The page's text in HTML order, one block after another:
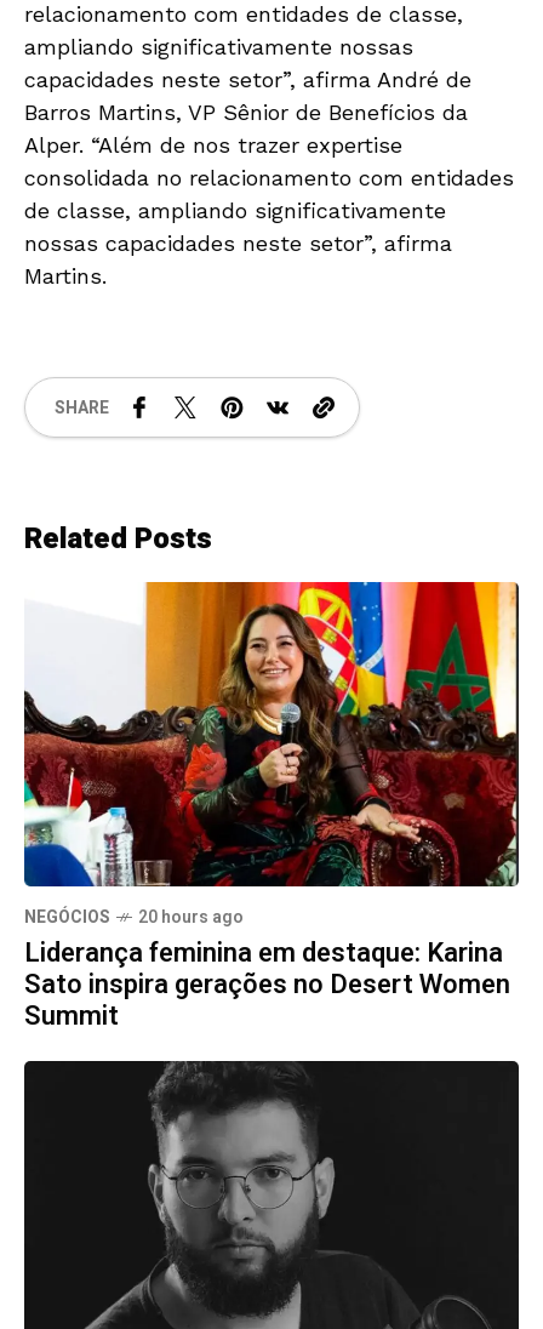
relacionamento com entidades de classe,
ampliando significativamente nossas
capacidades neste setor”, afirma André de
Barros Martins, VP Sênior de Benefícios da
Alper. “Além de nos trazer expertise
consolidada no relacionamento com entidades
de classe, ampliando significativamente
nossas capacidades neste setor”, afirma
Martins.
SHARE
Related Posts
NEGÓCIOS 20 hours ago
Liderança feminina em destaque: Karina
Sato inspira gerações no Desert Women
Summit